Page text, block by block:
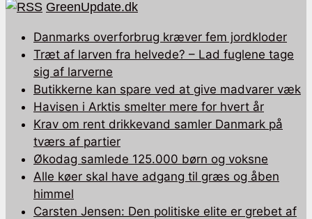
GreenUpdate.dk
Danmarks overforbrug kræver fem jordkloder
Træt af larven fra helvede? – Lad fuglene tage
sig af larverne
Butikkerne kan spare ved at give madvarer væk
Havisen i Arktis smelter mere for hvert år
Krav om rent drikkevand samler Danmark på
tværs af partier
Økodag samlede 125.000 børn og voksne
Alle køer skal have adgang til græs og åben
himmel
Carsten Jensen: Den politiske elite er grebet af